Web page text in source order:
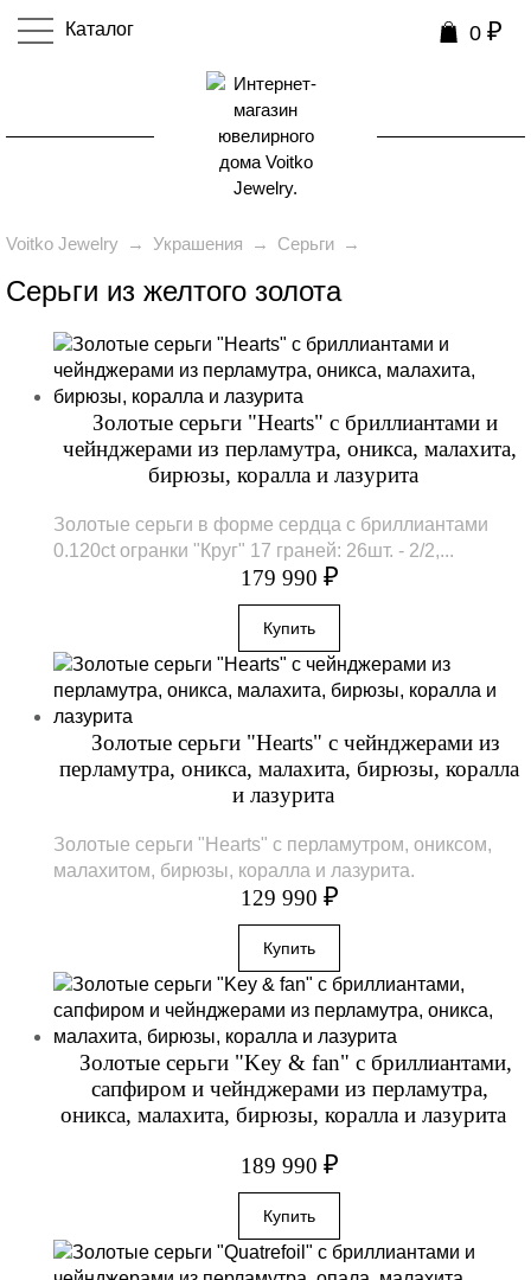
Каталог 0 ₽
Voitko Jewelry → Украшения → Серьги →
Серьги из желтого золота
Золотые серьги "Hearts" с бриллиантами и
чейнджерами из перламутра, оникса, малахита,
бирюзы, коралла и лазурита
Золотые серьги в форме сердца с бриллиантами
0.120ct огранки "Круг" 17 граней: 26шт. - 2/2,...
179 990 ₽
Золотые серьги "Hearts" с чейнджерами из
перламутра, оникса, малахита, бирюзы, коралла
и лазурита
Золотые серьги "Hearts" с перламутром, ониксом,
малахитом, бирюзы, коралла и лазурита.
129 990 ₽
Золотые серьги "Key & fan" с бриллиантами,
сапфиром и чейнджерами из перламутра,
оникса, малахита, бирюзы, коралла и лазурита
189 990 ₽